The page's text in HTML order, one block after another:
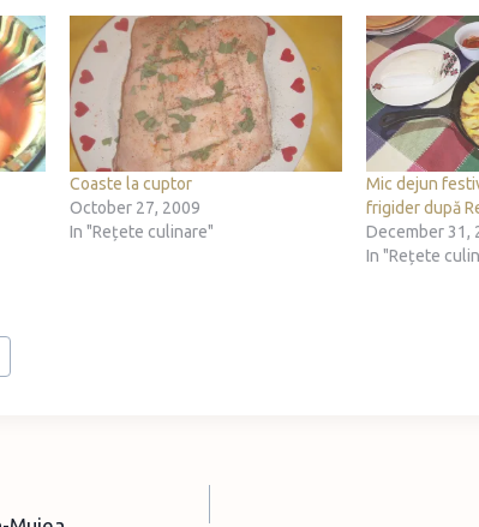
Coaste la cuptor
October 27, 2009
In "Rețete culinare"
Mic dejun
frigider după
December 31,
In "Rețete